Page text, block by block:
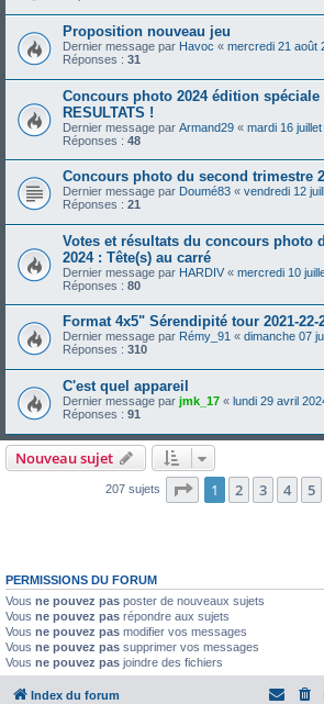
Proposition nouveau jeu
Dernier message par Havoc « mercredi 21 août
Réponses : 31
Concours photo 2024 édition spéciale
RESULTATS !
Dernier message par Armand29 « mardi 16
Réponses : 48
Concours photo du second trimestre
Dernier message par Doumé83 « vendredi 12
Réponses : 21
Votes et résultats du concours photo
2024 : Tête(s) au carré
Dernier message par HARDIV « mercredi 10
Réponses : 80
Format 4x5" Sérendipité tour 2021-22-
Dernier message par Rémy_91 « dimanche 07
Réponses : 310
C'est quel appareil
Dernier message par jmk_17 « lundi 29 avril
Réponses : 91
Nouveau sujet
207 sujets Page 1sur9
1 2 3 4 5
PERMISSIONS DU FORUM
Vous ne pouvez pas poster de nouveaux sujets
Vous ne pouvez pas répondre aux sujets
Vous ne pouvez pas modifier vos messages
Vous ne pouvez pas supprimer vos messages
Vous ne pouvez pas joindre des fichiers
Index du forum